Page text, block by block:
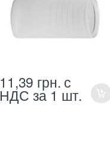
11,39 грн. с
НДС за 1 шт.